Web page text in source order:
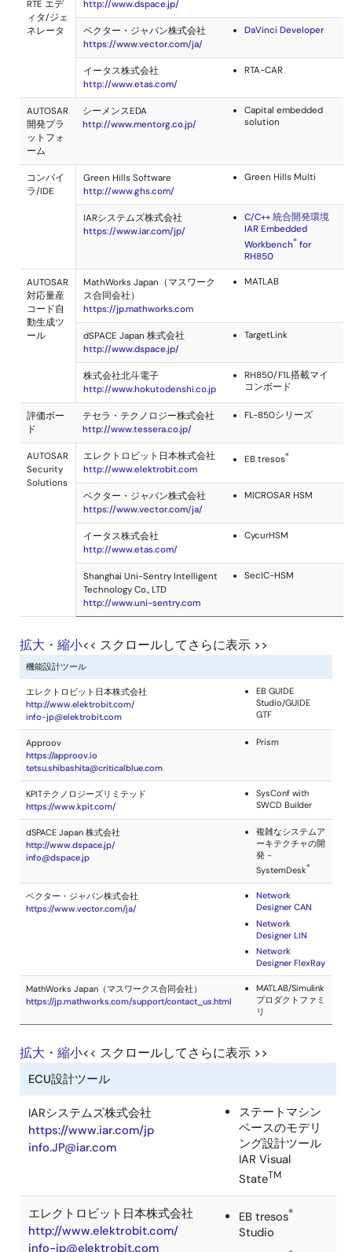
拡大・縮小<< スクロールしてさらに表示 >>
拡大・縮小<< スクロールしてさらに表示 >>